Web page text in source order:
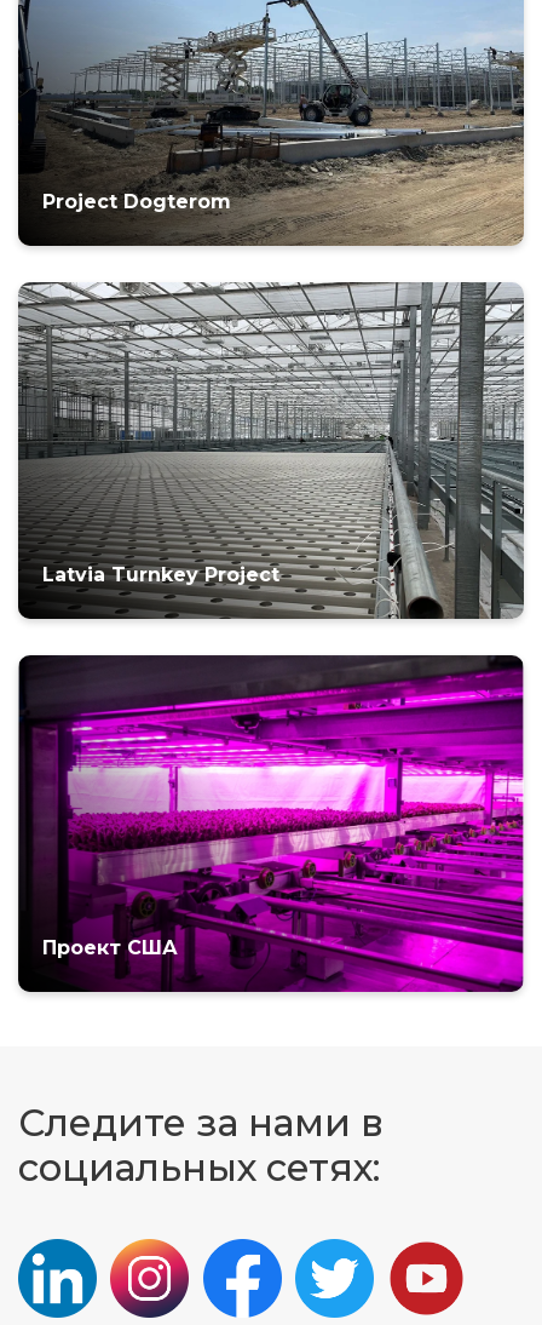
Project Dogterom
Latvia Turnkey Project
Проект США
Следите за нами в
социальных сетях: